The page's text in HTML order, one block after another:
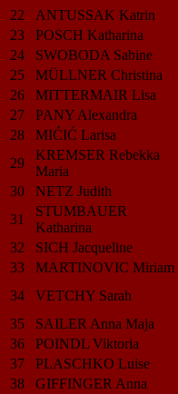
22
ANTUSSAK Katrin
23
POSCH Katharina
24
SWOBODA Sabine
25
MÜLLNER Christina
26
MITTERMAIR Lisa
27
PANY Alexandra
28
MIĆIĆ Larisa
29
KREMSER Rebekka
Maria
30
NETZ Judith
31
STUMBAUER
Katharina
32
SICH Jacqueline
33
MARTINOVIC Miriam
34
VETCHY Sarah
35
SAILER Anna Maja
36
POINDL Viktoria
37
PLASCHKO Luise
38
GIFFINGER Anna